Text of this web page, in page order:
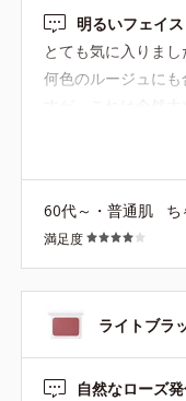
明るいフェイス
とても気に入りまし
何色のルージュに
すが、これは全然大
60代～・普通肌 ち
満足度
ライトブラ
自然なローズ